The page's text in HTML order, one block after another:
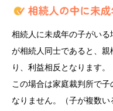
相続人に未成年の子がい
が相続人同士であると、
り、利益相反となります。
この場合は家庭裁判所で
なりません。（子が複数